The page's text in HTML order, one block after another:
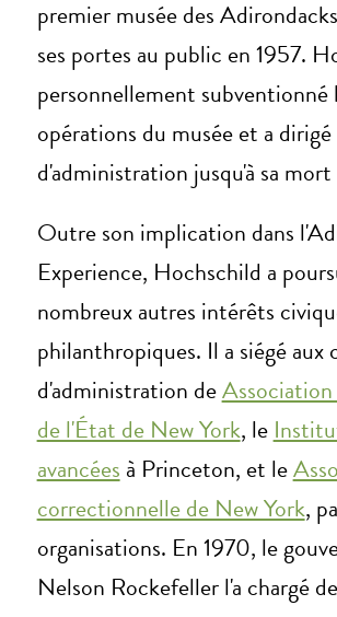
premier musée des
ses portes au public en 1957.
personnellement subventionné
opérations du musée et a
d'administration jusqu'à sa mort
Outre son implication dans
Experience, Hochschild a
nombreux autres intérêts
philanthropiques. Il a siégé aux
d'administration de
de l'État de New York, le
avancées à Princeton, et le
correctionnelle de New York,
organisations. En 1970, le
Nelson Rockefeller l'a chargé